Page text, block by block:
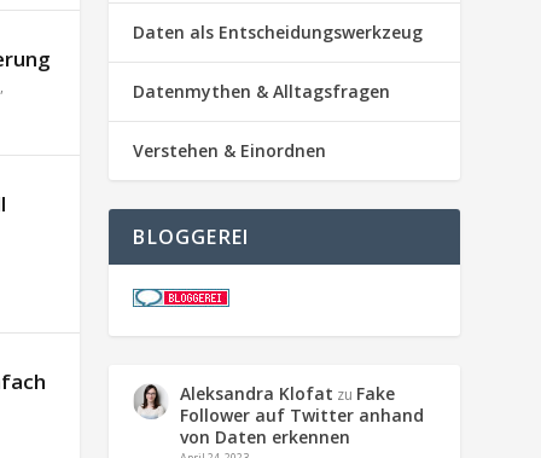
,
Daten als Entscheidungswerkzeug
Datenmythen & Alltagsfragen
Verstehen & Einordnen
BLOGGEREI
Aleksandra Klofat zu Fake
Follower auf Twitter anhand
von Daten erkennen